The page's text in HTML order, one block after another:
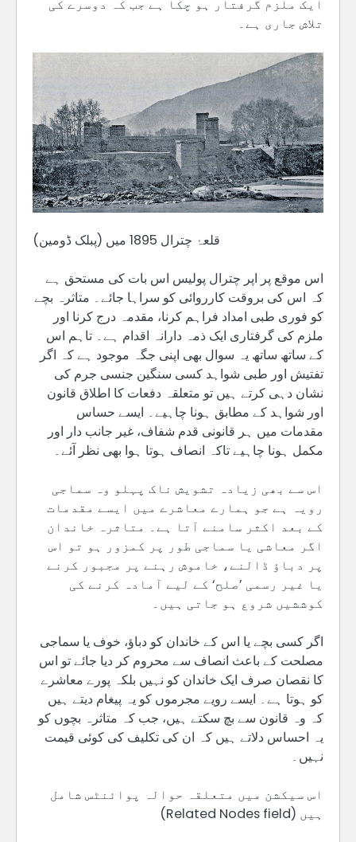
ایک ملزم گرفتار ہو چکا ہے جب کہ دوسرے کی
تلاش جاری ہے۔
قلعۂ چترال 1895 میں (پبلک ڈومین)
اس موقع پر اپر چترال پولیس اس بات کی مستحق ہے
کہ اس کی بروقت کارروائی کو سراہا جائے۔ متاثرہ بچے
کو فوری طبی امداد فراہم کرنا، مقدمہ درج کرنا اور
ملزم کی گرفتاری ایک ذمہ دارانہ اقدام ہے۔ تاہم اس
کے ساتھ ساتھ یہ سوال بھی اپنی جگہ موجود ہے کہ اگر
تفتیش اور طبی شواہد کسی سنگین جنسی جرم کی
نشان دہی کرتے ہیں تو متعلقہ دفعات کا اطلاق قانون
اور شواہد کے مطابق ہونا چاہیے۔ ایسے حساس
مقدمات میں ہر قانونی قدم شفاف، غیر جانب دار اور
مکمل ہونا چاہیے تاکہ انصاف ہوتا ہوا بھی نظر آئے۔
اس سے بھی زیادہ تشویش ناک پہلو وہ سماجی
رویہ ہے جو ہمارے معاشرے میں ایسے مقدمات
کے بعد اکثر سامنے آتا ہے۔ متاثرہ خاندان
اگر معاشی یا سماجی طور پر کمزور ہو تو اس
پر دباؤ ڈالنے، خاموش رہنے پر مجبور کرنے
یا غیر رسمی ’صلح‘ کے لیے آمادہ کرنے کی
کوششیں شروع ہو جاتی ہیں۔
اگر کسی بچے یا اس کے خاندان کو دباؤ، خوف یا سماجی
مصلحت کے باعث انصاف سے محروم کر دیا جائے تو اس
کا نقصان صرف ایک خاندان کو نہیں بلکہ پورے معاشرے
کو ہوتا ہے۔ ایسے رویے مجرموں کو یہ پیغام دیتے ہیں
کہ وہ قانون سے بچ سکتے ہیں، جب کہ متاثرہ بچوں کو
یہ احساس دلاتے ہیں کہ ان کی تکلیف کی کوئی قیمت
نہیں۔
اس سیکشن میں متعلقہ حوالہ پوائنٹس شامل
ہیں (Related Nodes field)